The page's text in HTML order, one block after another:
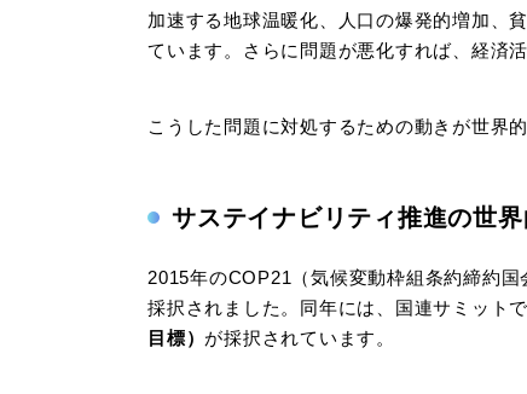
加速する地球温暖化、人口の爆発的増加、
ています。さらに問題が悪化すれば、経済
こうした問題に対処するための動きが世界
サステイナビリティ推進の世
2015年のCOP21（気候変動枠組条約締約
採択されました。同年には、国連サミット
目標） が採択されています。